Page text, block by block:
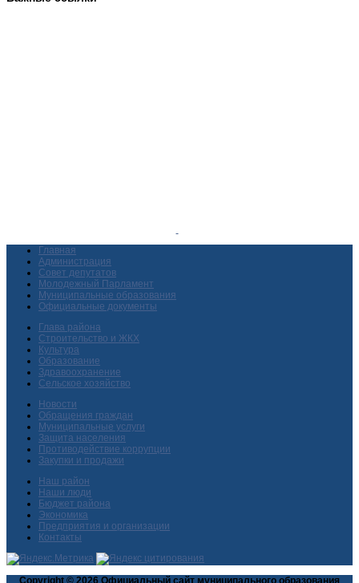
Главная
Администрация
Совет депутатов
Молодежный Парламент
Муниципальные образования
Официальные документы
Глава района
Строительство и ЖКХ
Культура
Образование
Здравоохранение
Сельское хозяйство
Новости
Обращения граждан
Муниципальные услуги
Защита населения
Противодействие коррупции
Закупки и продажи
Наш район
Наши люди
Бюджет района
Экономика
Предприятия и организации
Контакты
Copyright © 2026 Официальный сайт муниципального образования